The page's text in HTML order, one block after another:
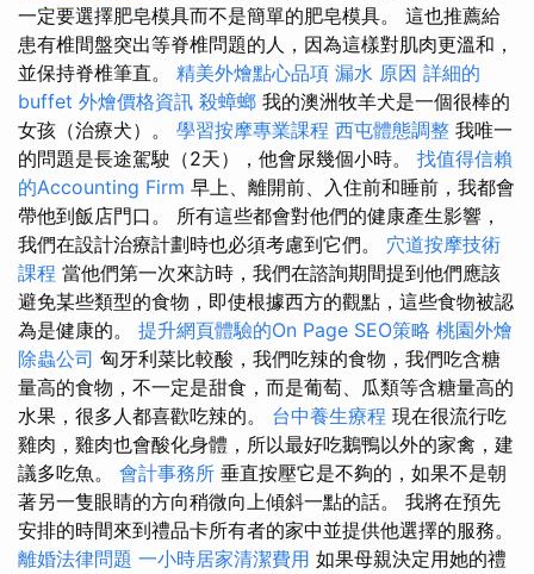
一定要選擇肥皂模具而不是簡單的肥皂模具。 這也推薦給
患有椎間盤突出等脊椎問題的人，因為這樣對肌肉更溫和，
並保持脊椎筆直。 精美外燴點心品項 漏水 原因 詳細的
buffet 外燴價格資訊 殺蟑螂 我的澳洲牧羊犬是一個很棒的
女孩（治療犬）。 學習按摩專業課程 西屯體態調整 我唯一
的問題是長途駕駛（2天），他會尿幾個小時。 找值得信賴
的Accounting Firm 早上、離開前、入住前和睡前，我都會
帶他到飯店門口。 所有這些都會對他們的健康產生影響，
我們在設計治療計劃時也必須考慮到它們。 穴道按摩技術
課程 當他們第一次來訪時，我們在諮詢期間提到他們應該
避免某些類型的食物，即使根據西方的觀點，這些食物被認
為是健康的。 提升網頁體驗的On Page SEO策略 桃園外燴
除蟲公司 匈牙利菜比較酸，我們吃辣的食物，我們吃含糖
量高的食物，不一定是甜食，而是葡萄、瓜類等含糖量高的
水果，很多人都喜歡吃辣的。 台中養生療程 現在很流行吃
雞肉，雞肉也會酸化身體，所以最好吃鵝鴨以外的家禽，建
議多吃魚。 會計事務所 垂直按壓它是不夠的，如果不是朝
著另一隻眼睛的方向稍微向上傾斜一點的話。 我將在預先
安排的時間來到禮品卡所有者的家中並提供他選擇的服務。
離婚法律問題 一小時居家清潔費用 如果母親決定用她的禮